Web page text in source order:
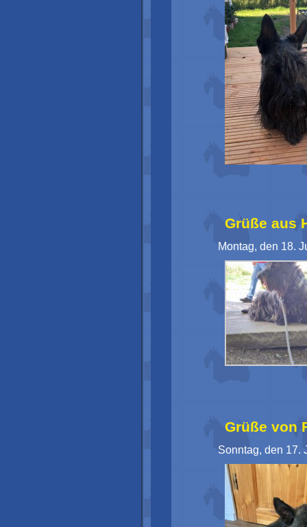
Grüße aus
Montag, den 18.
Grüße von
Sonntag, den 17.